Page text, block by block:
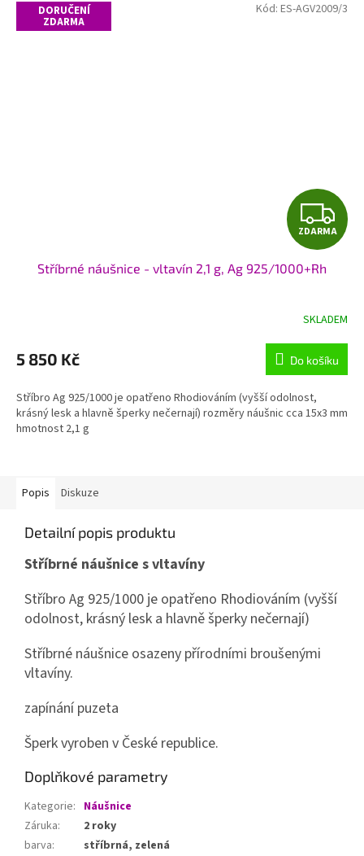
DORUČENÍ
ZDARMA
Z
D
R
M
A
ZDARMA
Stříbrné náušnice - vltavín 2,1 g, Ag 925/1000+Rh
SKLADEM
5 850 Kč Do košíku
Stříbro Ag 925/1000 je opatřeno Rhodiováním (vyšší odolnost,
krásný lesk a hlavně šperky nečernají) rozměry náušnic cca 15x3 mm
hmotnost 2,1 g
Kód: ES-AGV2009/3
Popis Diskuze
Detailní popis produktu
Stříbrné náušnice s vltavíny
Stříbro Ag 925/1000 je opatřeno Rhodiováním (vyšší
odolnost, krásný lesk a hlavně šperky nečernají)
Stříbrné náušnice osazeny přírodními broušenými
vltavíny.
zapínání puzeta
Šperk vyroben v České republice.
Doplňkové parametry
Kategorie: Náušnice
Záruka:
2 roky
barva:
stříbrná, zelená